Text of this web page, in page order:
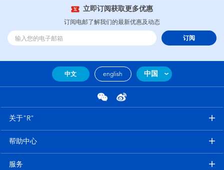
立即订阅获取更多优惠
订阅电邮了解我们的最新优惠及动态
订阅
中文 english 中国
关于"R"
帮助中心
服务